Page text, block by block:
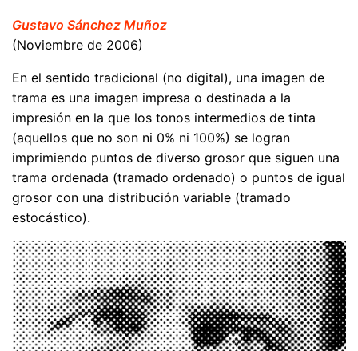
Gustavo Sánchez Muñoz
(Noviembre de 2006)
En el sentido tradicional (no digital), una imagen de
trama es una imagen impresa o destinada a la
impresión en la que los tonos intermedios de tinta
(aquellos que no son ni 0% ni 100%) se logran
imprimiendo puntos de diverso grosor que siguen una
trama ordenada (tramado ordenado) o puntos de igual
grosor con una distribución variable (tramado
estocástico).